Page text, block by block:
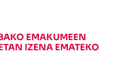
EMAKUMEEN
IZENA EMATEKO